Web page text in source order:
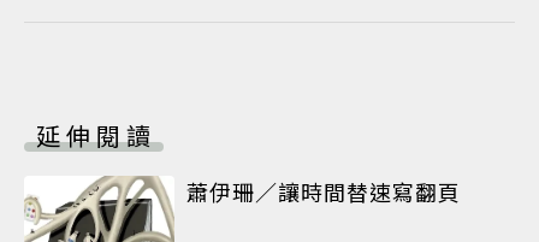
延伸閱讀
蕭伊珊／讓時間替速寫翻頁